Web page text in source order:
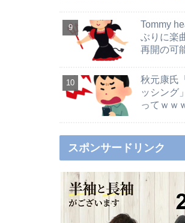
Tommy
ぶりに楽
再開の可
秋元康氏
ッシング
ってｗｗ
スポンサードリンク